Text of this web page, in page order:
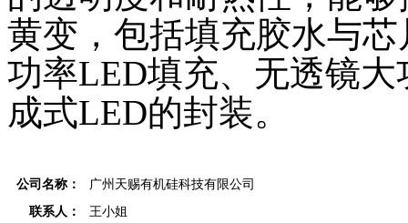
黄变，包括填充胶水与
功率LED填充、无透镜
成式LED的封装。
公司名称：
广州天赐有机硅科技有限公司
联系人：
王小姐